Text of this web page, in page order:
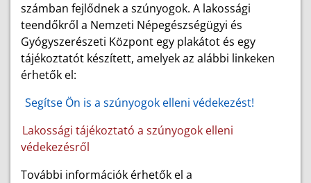
számban fejlődnek a szúnyogok. A lakossági
teendőkről a Nemzeti Népegészségügyi és
Gyógyszerészeti Központ egy plakátot és egy
tájékoztatót készített, amelyek az alábbi linkeken
érhetők el:
Segítse Ön is a szúnyogok elleni védekezést!
Lakossági tájékoztató a szúnyogok elleni
védekezésről
További információk érhetők el a